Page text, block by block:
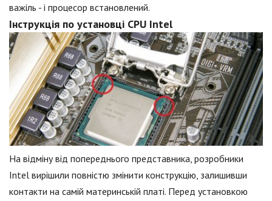
важіль - і процесор встановлений.
Інструкція по установці CPU Intel
На відміну від попереднього представника, розробники
Intel вирішили повністю змінити конструкцію, залишивши
контакти на самій материнській платі. Перед установкою